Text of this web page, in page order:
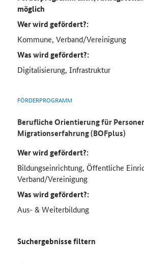
möglich
Wer wird gefördert?:
Kommune, Verband/Vereinigung
Was wird gefördert?:
Digitalisierung, Infrastruktur
FÖRDERPROGRAMM
Berufliche Orientierung für
Migrationserfahrung (BOFplus)
Wer wird gefördert?:
Bildungseinrichtung, Öffentliche
Verband/Vereinigung
Was wird gefördert?:
Aus- & Weiterbildung
Suchergebnisse filtern